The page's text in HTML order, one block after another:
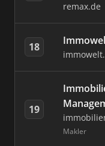
remax.de
18
19
Makler